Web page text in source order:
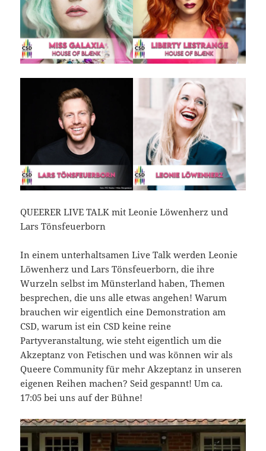
QUEERER LIVE TALK mit Leonie Löwenherz und
Lars Tönsfeuerborn
In einem unterhaltsamen Live Talk werden Leonie
Löwenherz und Lars Tönsfeuerborn, die ihre
Wurzeln selbst im Münsterland haben, Themen
besprechen, die uns alle etwas angehen! Warum
brauchen wir eigentlich eine Demonstration am
CSD, warum ist ein CSD keine reine
Partyveranstaltung, wie steht eigentlich um die
Akzeptanz von Fetischen und was können wir als
Queere Community für mehr Akzeptanz in unseren
eigenen Reihen machen? Seid gespannt! Um ca.
17:05 bei uns auf der Bühne!